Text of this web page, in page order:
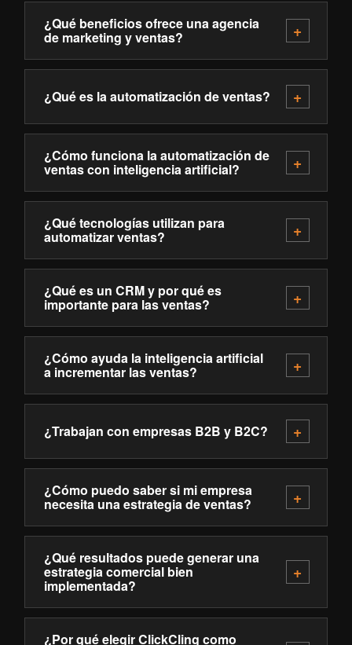
¿Qué beneficios ofrece una agencia
de marketing y ventas?
¿Qué es la automatización de ventas?
¿Cómo funciona la automatización de
ventas con inteligencia artificial?
¿Qué tecnologías utilizan para
automatizar ventas?
¿Qué es un CRM y por qué es
importante para las ventas?
¿Cómo ayuda la inteligencia artificial
a incrementar las ventas?
¿Trabajan con empresas B2B y B2C?
¿Cómo puedo saber si mi empresa
necesita una estrategia de ventas?
¿Qué resultados puede generar una
estrategia comercial bien
implementada?
¿Por qué elegir ClickCling como